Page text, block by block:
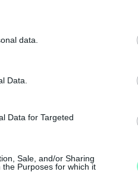
data.
Data.
Data for Targeted
Sale, and/or Sharing
Purposes for which it
nem lehet elférni a
csak tüneti kezelést
így tűnik: a 8,4
illetve teraszok
pedig ideális
is gyakran
de lassan